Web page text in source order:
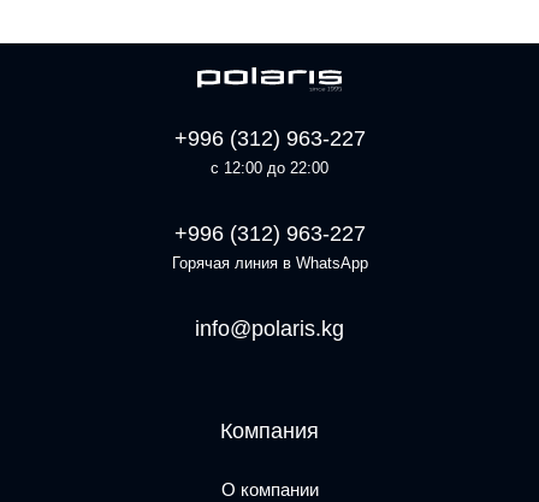
+996 (312) 963-227
с 12:00 до 22:00
+996 (312) 963-227
Горячая линия в WhatsApp
info@polaris.kg
Компания
О компании